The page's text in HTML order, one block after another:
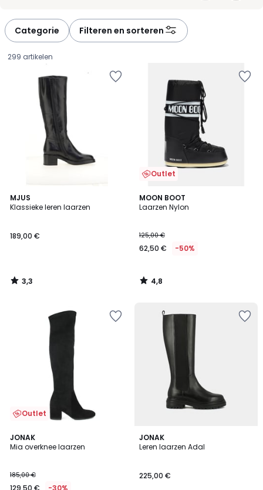
Categorie Filteren en sorteren
299 artikelen
MJUS
Klassieke leren laarzen
€.
189,00 €
3,3
/ 5
3,3
/
Outlet
MOON BOOT
Laarzen Nylon
125,00 €
62,50 € -50%
4,8
/ 5
4,8
/
Outlet
JONAK
Mia overknee laarzen
185,00 €
129,50 € -30%
4,7
/ 5
JONAK
Leren laarzen Adal
225,00 €
5
/